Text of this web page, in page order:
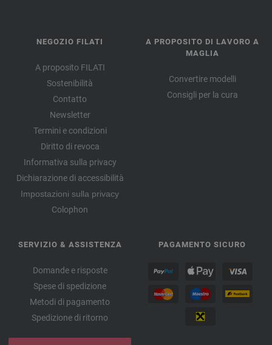
NEGOZIO FILATI
A proposito FILATI
Sostenibilità
Contatto
Newsletter
Termini e condizioni
Diritto di revoca
Informativa sulla privacy
Dichiarazione di accessibilità
Impostazioni sulla privacy
Colophon
A PROPOSITO DI LAVORO A
MAGLIA
Convertire modelli
Consigli per la cura
SERVIZIO & ASSISTENZA
Domande e risposte
Spese di spedizione
Metodi di pagamento
Spedizione di ritorno
PAGAMENTO SICURO